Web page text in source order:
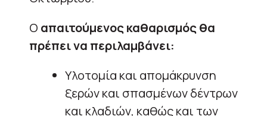
Ο απαιτούμενος καθαρισμός θα
πρέπει να περιλαμβάνει:
Υλοτομία και απομάκρυνση
ξερών και σπασμένων δέντρων
και κλαδιών, καθώς και των